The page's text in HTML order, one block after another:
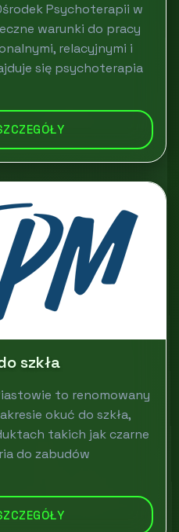
Psychoterapii w
warunki do pracy
relacyjnymi i
się psychoterapia
szkła
to renomowany
okuć do szkła,
takich jak czarne
do zabudów